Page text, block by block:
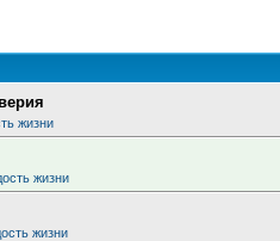
жизни
жизни
жизни